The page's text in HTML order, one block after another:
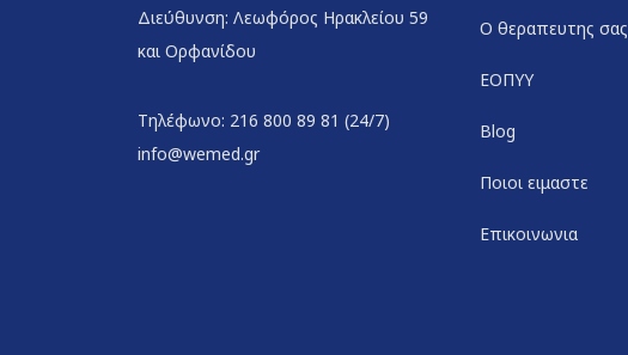
Διεύθυνση: Λεωφόρος Ηρακλείου 59
και Ορφανίδου
Τηλέφωνο: 216 800 89 81 (24/7)
info@wemed.gr
Ο θεραπευτης σας
ΕΟΠΥΥ
Blog
Ποιοι ειμαστε
Επικοινωνια